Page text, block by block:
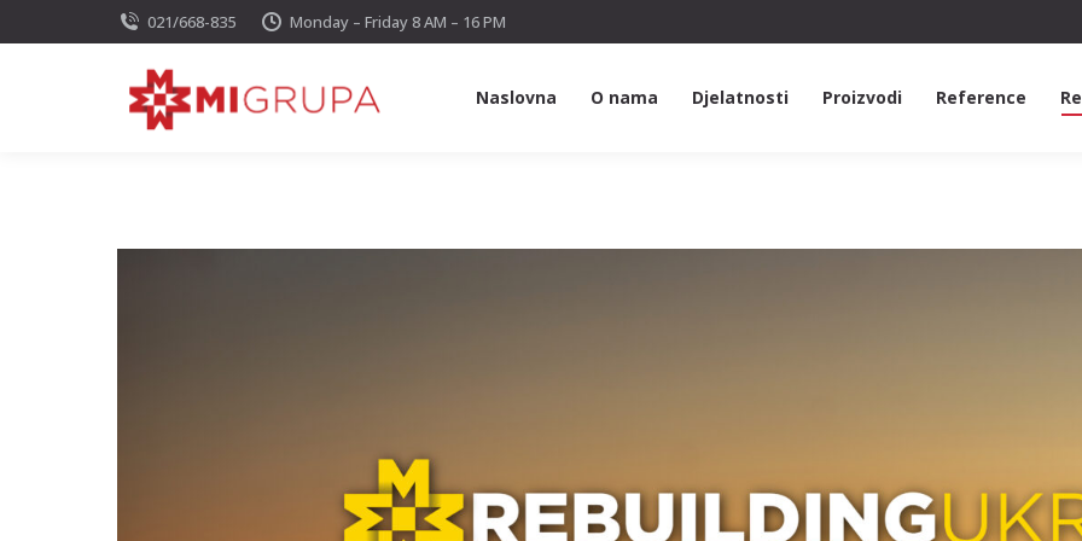
021/668-835 Monday – Friday 8 AM – 16 PM
Naslovna O nama Djelatnosti Proizvodi Reference